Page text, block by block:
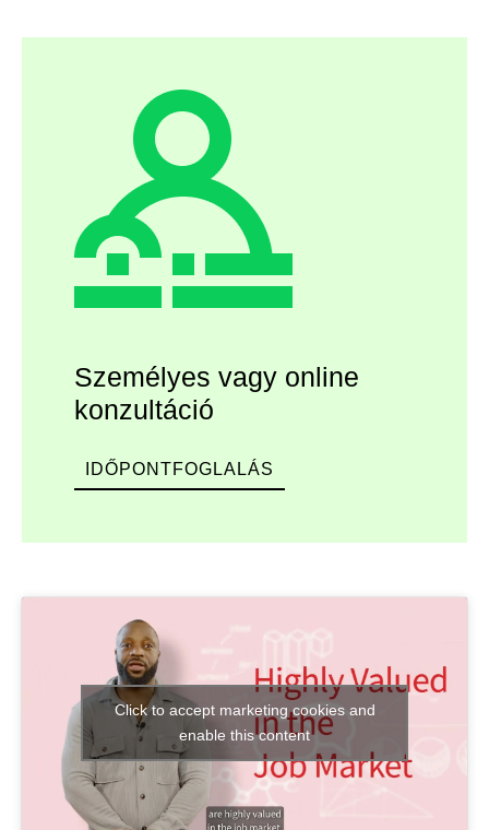
Személyes vagy online
konzultáció
IDŐPONTFOGLALÁS
Click to accept marketing cookies and
enable this content